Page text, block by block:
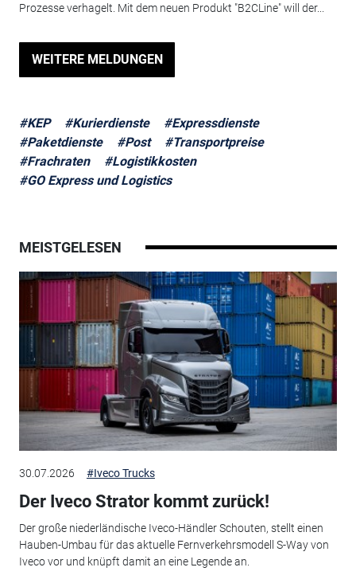
Prozesse verhagelt. Mit dem neuen Produkt "B2CLine" will der...
WEITERE MELDUNGEN
#KEP #Kurierdienste
#Expressdienste
#Paketdienste
#Post
#Transportpreise
#Frachraten
#Logistikkosten
#GO Express und Logistics
MEISTGELESEN
30.07.2026 #Iveco Trucks
Der Iveco Strator kommt zurück!
Der große niederländische Iveco-Händler Schouten, stellt einen
Hauben-Umbau für das aktuelle Fernverkehrsmodell S-Way von
Iveco vor und knüpft damit an eine Legende an.